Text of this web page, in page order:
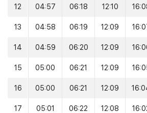
12 04:57 06:18 12:10
13 04:58 06:19 12:09
14 04:59 06:20 12:09
15 05:00 06:21 12:09
16 05:00 06:21 12:09
17 05:01 06:22 12:08